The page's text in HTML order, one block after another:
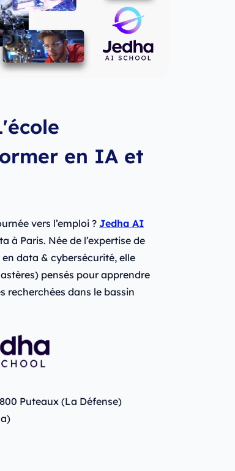
en IA et
vers l’emploi ?Jedha AI
à Paris. Née de l’expertise de
data & cybersécurité, elle
pensés pour apprendre
recherchées dans le bassin
Puteaux (La Défense)